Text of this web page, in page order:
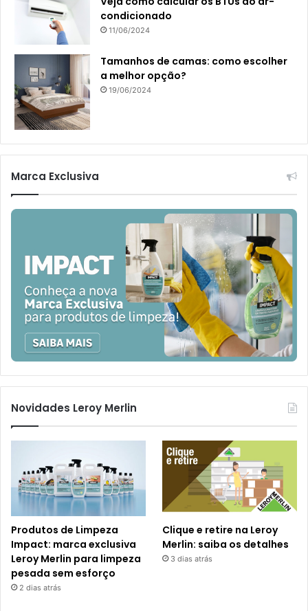
condicionado
11/06/2024
Tamanhos de camas: como escolher
a melhor opção?
19/06/2024
Marca Exclusiva
Novidades Leroy Merlin
Produtos de Limpeza
Impact: marca exclusiva
Leroy Merlin para limpeza
pesada sem esforço
2 dias atrás
Clique e retire na Leroy
Merlin: saiba os detalhes
3 dias atrás